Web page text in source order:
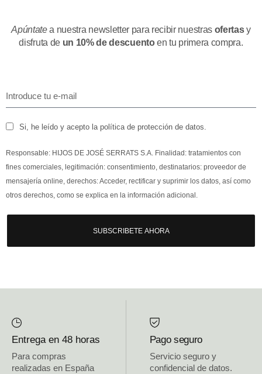
Apúntatea nuestra newsletter para recibir nuestras ofertasy
disfruta de un 10% de descuentoen tu primera compra.
Si, he leído y acepto la política de protección de datos.
Responsable: HIJOS DE JOSÉ SERRATS S.A. Finalidad: tratamientos con
fines comerciales, legitimación: consentimiento, destinatarios: proveedor de
mensajería online, derechos: Acceder, rectificar y suprimir los datos, así como
otros derechos, como se explica en la información adicional.
SUBSCRIBETE AHORA
Entrega en 48 horas
Para compras
realizadas en España
Pago seguro
Servicio seguro y
confidencial de datos.